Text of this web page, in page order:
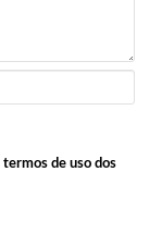
termos de uso dos